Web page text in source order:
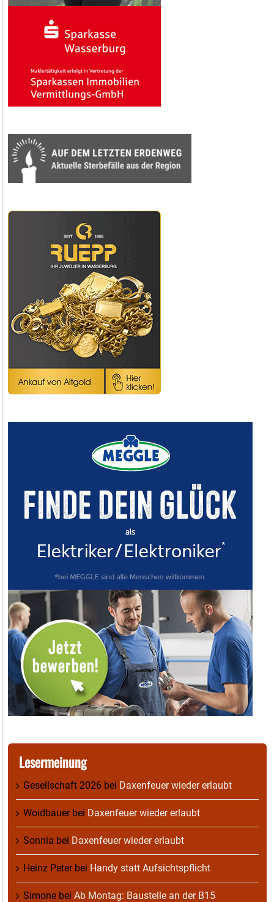
Lesermeinung
Gesellschaft 2026 bei Daxenfeuer wieder erlaubt
Woidbauerbei Daxenfeuer wieder erlaubt
Sonnia bei Daxenfeuer wieder erlaubt
Heinz Peterbei Handy statt Aufsichtspflicht
Simone bei Ab Montag: Baustelle an der B15